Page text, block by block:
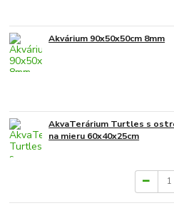
Akvárium 90x50x50cm 8mm
AkvaTerárium Turtles s
na mieru 60x40x25cm